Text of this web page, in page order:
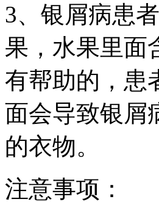
3、银屑病患
果，水果里面
有帮助的，患
面会导致银屑
的衣物。
注意事项：